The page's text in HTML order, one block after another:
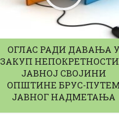
ОГЛАС РАДИ ДАВАЊА У
ЗАКУП
ЈАВНОЈ СВОЈИНИ
ОПШТИНЕ БРУС-
ЈАВНОГ НАДМЕТАЊА